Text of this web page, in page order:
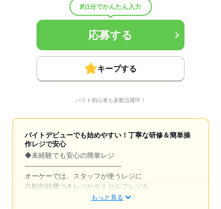
約1分でかんたん入力
応募する
キープする
バイト初心者も多数活躍中！
バイトデビューでも始めやすい！丁寧な研修＆簡単操
作レジで安心
◆未経験でも安心の簡単レジ
――――――――――――――
オーケーでは、スタッフが使うレジに
自動釣銭機つきレジかセミセルフレジを
もっと見る